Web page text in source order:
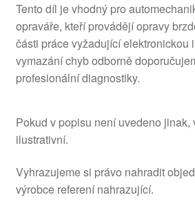
Tento díl je vhodný pro
opraváře, kteří provádějí opravy
části práce vyžadující elektronickou
vymazání chyb odborně
profesionální diagnostiky.
Pokud v popisu není uvedeno jinak,
ilustrativní.
Vyhrazujeme si právo nahradit
výrobce referení nahrazující.